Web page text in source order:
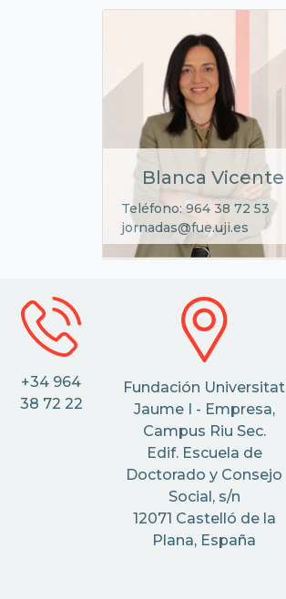
Blanca Vicente
Teléfono: 964 38 72 53
jornadas@fue.uji.es
+34 964
38 72 22
Fundación Universitat
Jaume I - Empresa,
Campus Riu Sec.
Edif. Escuela de
Doctorado y Consejo
Social, s/n
12071 Castelló de la
Plana, España